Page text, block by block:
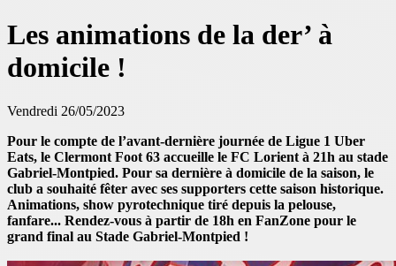
Les animations de la der’ à
domicile !
Vendredi 26/05/2023
Pour le compte de l’avant-dernière journée de Ligue 1 Uber
Eats, le Clermont Foot 63 accueille le FC Lorient à 21h au stade
Gabriel-Montpied. Pour sa dernière à domicile de la saison, le
club a souhaité fêter avec ses supporters cette saison historique.
Animations, show pyrotechnique tiré depuis la pelouse,
fanfare... Rendez-vous à partir de 18h en FanZone pour le
grand final au Stade Gabriel-Montpied !